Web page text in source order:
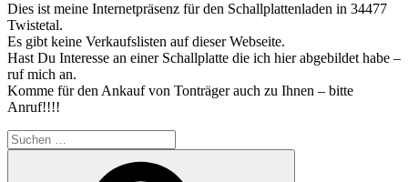
Dies ist meine Internetpräsenz für den Schallplattenladen in 34477
Twistetal.
Es gibt keine Verkaufslisten auf dieser Webseite.
Hast Du Interesse an einer Schallplatte die ich hier abgebildet habe –
ruf mich an.
Komme für den Ankauf von Tonträger auch zu Ihnen – bitte
Anruf!!!!
Suche
nach: